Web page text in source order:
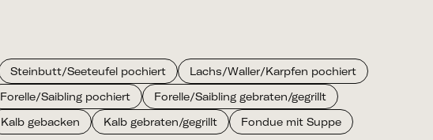
Steinbutt/Seeteufel pochiert
Lachs/Waller/Karpfen pochiert
Forelle/Saibling pochiert
Forelle/Saibling gebraten/gegrillt
Kalb gebacken Kalb gebraten/gegrillt
Fondue mit Suppe